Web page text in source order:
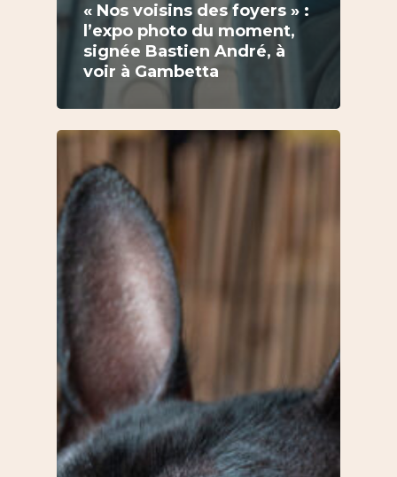
« Nos voisins des foyers » :
l’expo photo du moment,
signée Bastien André, à
voir à Gambetta